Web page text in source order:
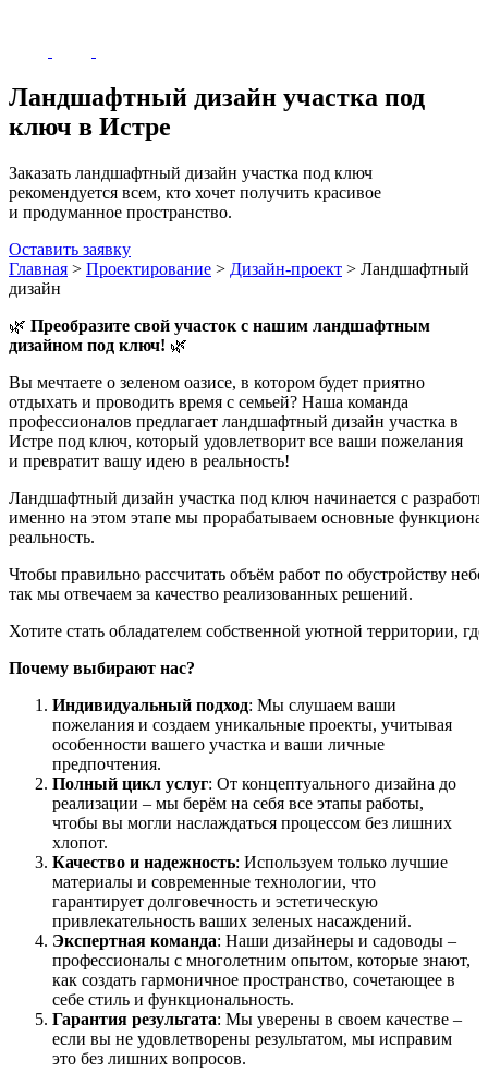
Ландшафтный дизайн участка под
ключ в Истре
Заказать ландшафтный дизайн участка под ключ
рекомендуется всем, кто хочет получить красивое
и продуманное пространство.
Оставить заявку
Главная > Проектирование > Дизайн-проект > Ландшафтный
дизайн
🌿 Преобразите свой участок с нашим ландшафтным
дизайном под ключ! 🌿
Вы мечтаете о зеленом оазисе, в котором будет приятно
отдыхать и проводить время с семьей? Наша команда
профессионалов предлагает ландшафтный дизайн участка в
Истре под ключ, который удовлетворит все ваши пожелания
и превратит вашу идею в реальность!
Ландшафтный дизайн участка под ключ начинается с
именно на этом этапе мы прорабатываем основные
реальность.
Чтобы правильно рассчитать объём работ по обустройству
так мы отвечаем за качество реализованных решений.
Хотите стать обладателем собственной уютной территории, где
Почему выбирают нас?
Индивидуальный подход: Мы слушаем ваши
пожелания и создаем уникальные проекты, учитывая
особенности вашего участка и ваши личные
предпочтения.
Полный цикл услуг: От концептуального дизайна до
реализации – мы берём на себя все этапы работы,
чтобы вы могли наслаждаться процессом без лишних
хлопот.
Качество и надежность: Используем только лучшие
материалы и современные технологии, что
гарантирует долговечность и эстетическую
привлекательность ваших зеленых насаждений.
Экспертная команда: Наши дизайнеры и садоводы –
профессионалы с многолетним опытом, которые знают,
как создать гармоничное пространство, сочетающее в
себе стиль и функциональность.
Гарантия результата: Мы уверены в своем качестве –
если вы не удовлетворены результатом, мы исправим
это без лишних вопросов.